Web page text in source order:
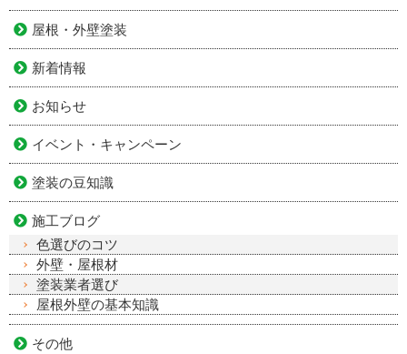
屋根・外壁塗装
新着情報
お知らせ
イベント・キャンペーン
塗装の豆知識
施工ブログ
色選びのコツ
外壁・屋根材
塗装業者選び
屋根外壁の基本知識
その他